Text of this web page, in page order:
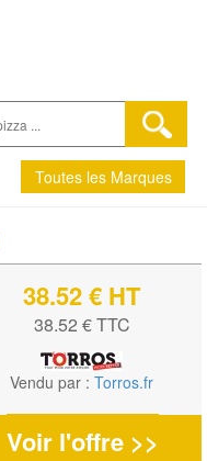
Toutes les Marques
38.52 € HT
38.52 € TTC
Vendu par : Torros.fr
Voir l'offre >>